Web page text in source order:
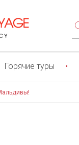
Горячие туры